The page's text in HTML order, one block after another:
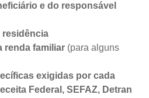
e do responsável
residência
renda familiar (para alguns
exigidas por cada
Federal, SEFAZ, Detran